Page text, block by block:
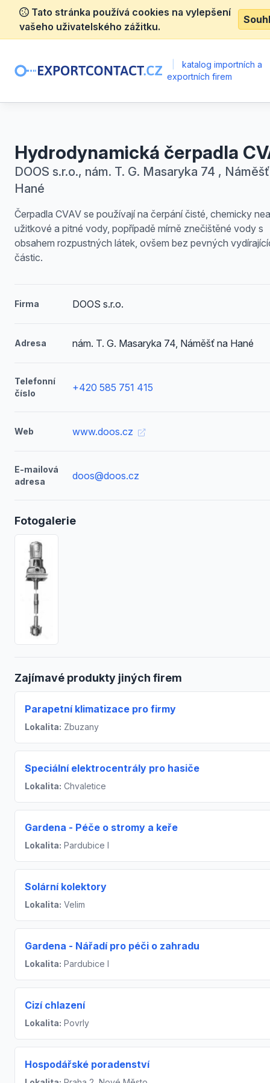
Tato stránka používá cookies na vylepšení
vašeho uživatelského zážitku.
katalog importních a
exportních firem
Hydrodynamická čerpadla
DOOS s.r.o., nám. T. G. Masaryka 74 ,
Hané
Čerpadla CVAV se používají na čerpání čisté, chemicky
užitkové a pitné vody, popřípadě mírně znečištěné vody s
obsahem rozpustných látek, ovšem bez pevných
částic.
Firma DOOS s.r.o.
Adresa nám. T. G. Masaryka 74, Náměšť na Hané
Telefonní
číslo
+420 585 751 415
Web www.doos.cz
E-mailová
adresa
doos@doos.cz
Fotogalerie
Zajímavé produkty jiných firem
Parapetní klimatizace pro firmy
Lokalita: Zbuzany
Speciální elektrocentrály pro hasiče
Lokalita: Chvaletice
Gardena - Péče o stromy a keře
Lokalita: Pardubice I
Solární kolektory
Lokalita: Velim
Gardena - Nářadí pro péči o zahradu
Lokalita: Pardubice I
Cizí chlazení
Lokalita: Povrly
Hospodářské poradenství